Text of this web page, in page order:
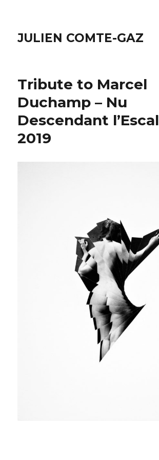
JULIEN COMTE-GAZ
Tribute to Marcel
Duchamp – Nu
Descendant
2019